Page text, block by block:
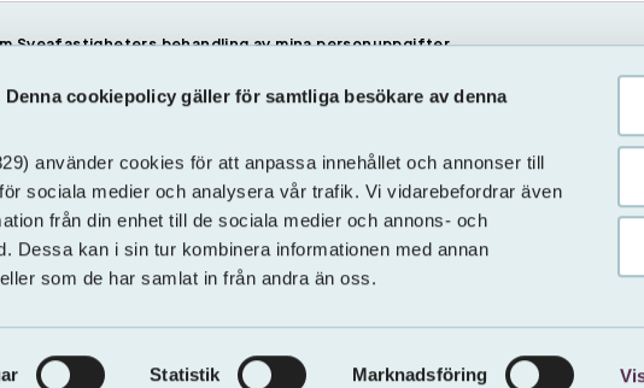
cookiepolicy gäller för samtliga besökare av denna
använder cookies för att anpassa innehållet och annonser till
sociala medier och analysera vår trafik. Vi vidarebefordrar även
från din enhet till de sociala medier och annons- och
Dessa kan i sin tur kombinera informationen med annan
som de har samlat in från andra än oss.
Statistik Marknadsföring
Sveafastigheters behandling av mina personuppgifter.